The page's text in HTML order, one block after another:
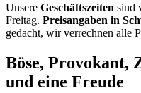
Unsere Geschäftszeiten sind
Freitag. Preisangaben in
gedacht, wir verrechnen alle
Böse, Provokant,
und eine Freude